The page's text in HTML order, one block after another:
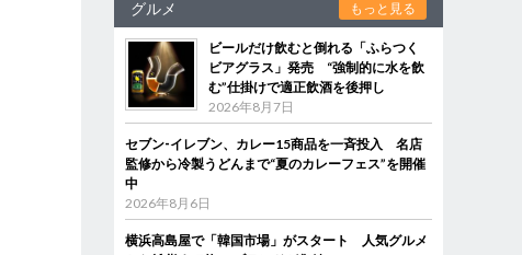
グルメ もっと見る
ビールだけ飲むと倒れる「ふらつく
ビアグラス」発売 “強制的に水を飲
む”仕掛けで適正飲酒を後押し
2026年8月7日
セブン‐イレブン、カレー15商品を一斉投入 名店
監修から冷製うどんまで“夏のカレーフェス”を開催
中
2026年8月6日
横浜高島屋で「韓国市場」がスタート 人気グルメ